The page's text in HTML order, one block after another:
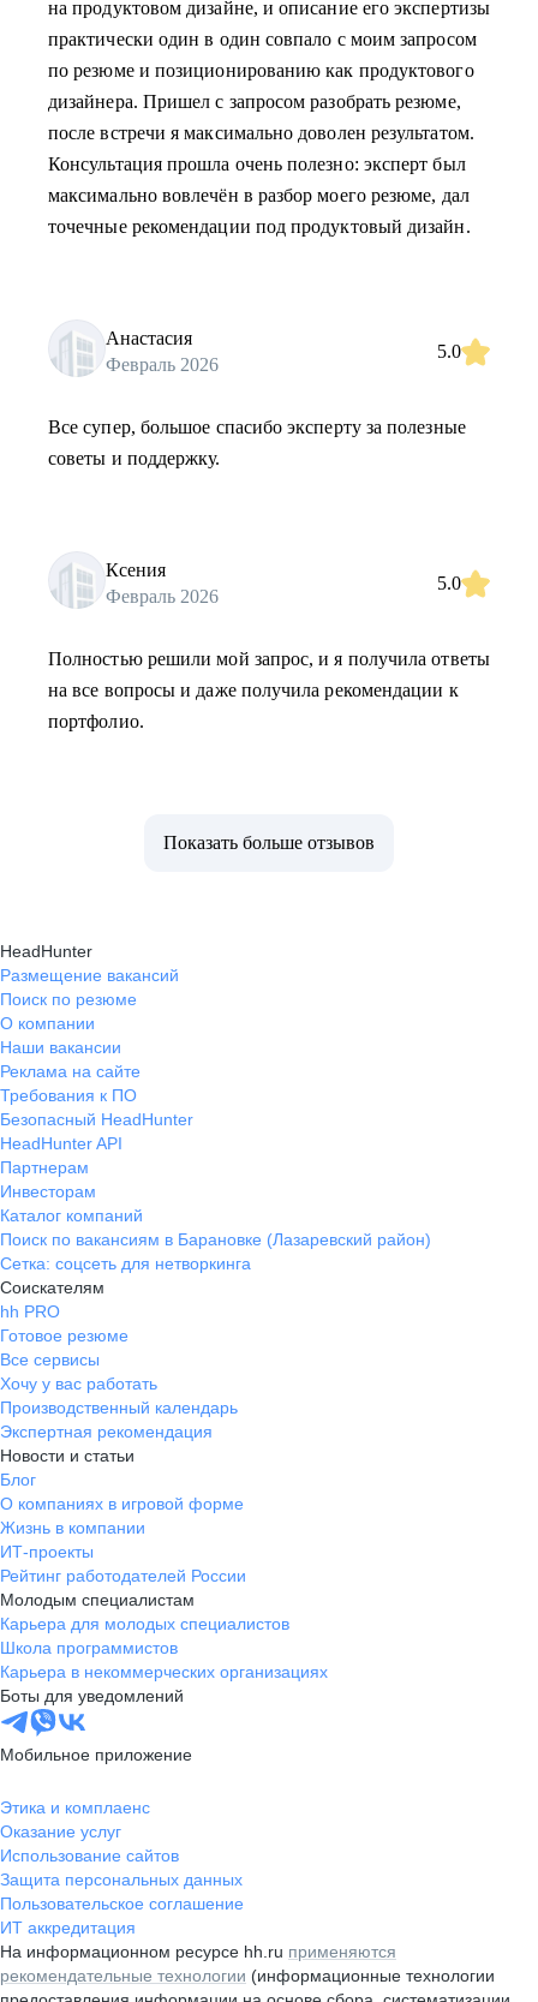
на продуктовом дизайне, и описание его экспертизы
практически один в один совпало с моим запросом
по резюме и позиционированию как продуктового
дизайнера. Пришел с запросом разобрать резюме,
после встречи я максимально доволен результатом.
Консультация прошла очень полезно: эксперт был
максимально вовлечён в разбор моего резюме, дал
точечные рекомендации под продуктовый дизайн.
Анастасия
Февраль 2026
5.0
Все супер, большое спасибо эксперту за полезные
советы и поддержку.
Ксения
Февраль 2026
5.0
Полностью решили мой запрос, и я получила ответы
на все вопросы и даже получила рекомендации к
портфолио.
Показать больше отзывов
HeadHunter
Размещение вакансий
Поиск по резюме
О компании
Наши вакансии
Реклама на сайте
Требования к ПО
Безопасный HeadHunter
HeadHunter API
Партнерам
Инвесторам
Каталог компаний
Поиск по вакансиям в Барановке (Лазаревский район)
Сетка: соцсеть для нетворкинга
Соискателям
hh PRO
Готовое резюме
Все сервисы
Хочу у вас работать
Производственный календарь
Экспертная рекомендация
Новости и статьи
Блог
О компаниях в игровой форме
Жизнь в компании
ИТ-проекты
Рейтинг работодателей России
Молодым специалистам
Карьера для молодых специалистов
Школа программистов
Карьера в некоммерческих организациях
Боты для уведомлений
Мобильное приложение
Этика и комплаенс
Оказание услуг
Использование сайтов
Защита персональных данных
Пользовательское соглашение
ИТ аккредитация
На информационном ресурсе hh.ru применяются
рекомендательные технологии (информационные технологии